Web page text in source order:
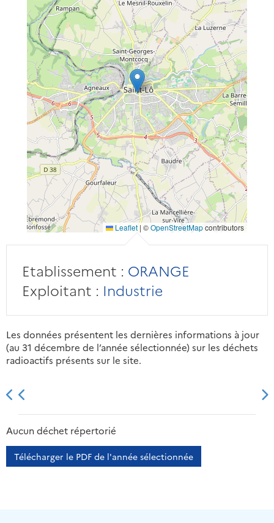
Leaflet | ©OpenStreetMapcontributors
Etablissement : ORANGE
Exploitant : Industrie
Les données présentent les dernières informations à jour
(au 31 décembre de l’année sélectionnée) sur les déchets
radioactifs présents sur le site.
2013 2014
Aucun déchet répertorié
Télécharger le PDF de l'année sélectionnée